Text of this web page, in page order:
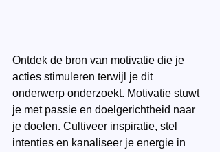
Ontdek de bron van motivatie die je
acties stimuleren terwijl je dit
onderwerp onderzoekt. Motivatie stuwt
je met passie en doelgerichtheid naar
je doelen. Cultiveer inspiratie, stel
intenties en kanaliseer je energie in